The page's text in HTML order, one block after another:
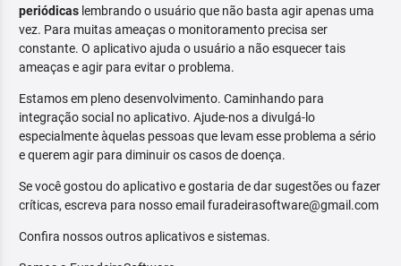
periódicas lembrando o usuário que não basta agir apenas uma
vez. Para muitas ameaças o monitoramento precisa ser
constante. O aplicativo ajuda o usuário a não esquecer tais
ameaças e agir para evitar o problema.
Estamos em pleno desenvolvimento. Caminhando para
integração social no aplicativo. Ajude-nos a divulgá-lo
especialmente àquelas pessoas que levam esse problema a sério
e querem agir para diminuir os casos de doença.
Se você gostou do aplicativo e gostaria de dar sugestões ou fazer
críticas, escreva para nosso email furadeirasoftware@gmail.com
Confira nossos outros aplicativos e sistemas.